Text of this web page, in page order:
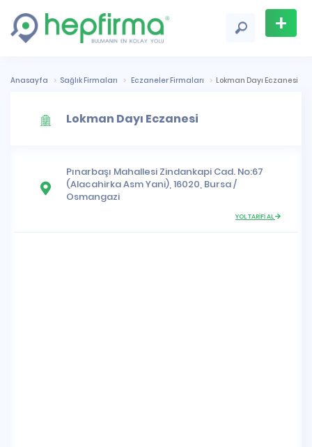
+
Ekle
Anasayfa Sağlık Firmaları Eczaneler Firmaları Lokman Dayı Eczanesi
Lokman Dayı Eczanesi
Pınarbaşı Mahallesi Zindankapi Cad. No:67
(Alacahirka Asm Yani), 16020, Bursa/
Osmangazi
YOL TARİFİ AL